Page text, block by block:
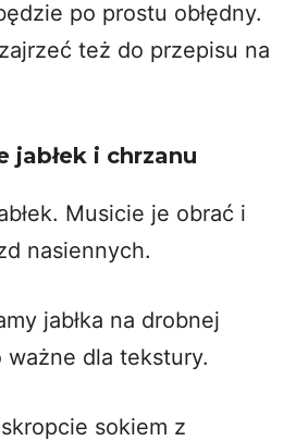
po prostu obłędny.
też do przepisu na
jabłek i chrzanu
Musicie je obrać i
nasiennych.
jabłka na drobnej
ważne dla tekstury.
sokiem z